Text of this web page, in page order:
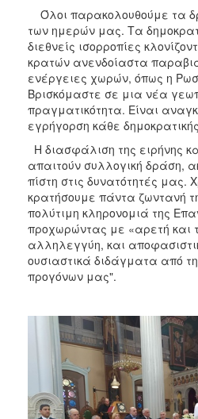
Όλοι παρακολουθούμε τα
των ημερών μας. Τα
διεθνείς ισορροπίες
κρατών ανενδοίαστα
ενέργειες χωρών, όπως η
Βρισκόμαστε σε μια νέα
πραγματικότητα. Είναι
εγρήγορση κάθε
Η διασφάλιση της ειρήνης
απαιτούν συλλογική δράση,
πίστη στις δυνατότητές μας.
κρατήσουμε πάντα ζωντανή
πολύτιμη κληρονομιά της
προχωρώντας με «αρετή και
αλληλεγγύη, και
ουσιαστικά διδάγματα από
προγόνων μας".